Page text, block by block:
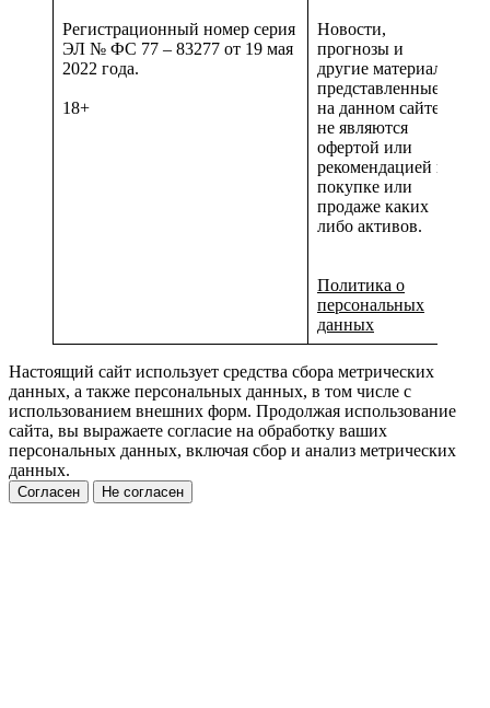
Регистрационный номер серия
ЭЛ № ФС 77 – 83277 от 19 мая
2022 года.
18+
Новости,
прогнозы и
другие материалы,
представленные
на данном сайте
не являются
офертой или
рекомендацией к
покупке или
продаже каких
либо активов.
Политика о
персональных
данных
Настоящий сайт использует средства сбора метрических
данных, а также персональных данных, в том числе с
использованием внешних форм. Продолжая использование
сайта, вы выражаете согласие на обработку ваших
персональных данных, включая сбор и анализ метрических
данных.
Согласен Не согласен